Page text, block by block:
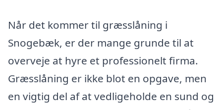
Når det kommer til græsslåning i
Snogebæk, er der mange grunde til at
overveje at hyre et professionelt firma.
Græsslåning er ikke blot en opgave, men
en vigtig del af at vedligeholde en sund og